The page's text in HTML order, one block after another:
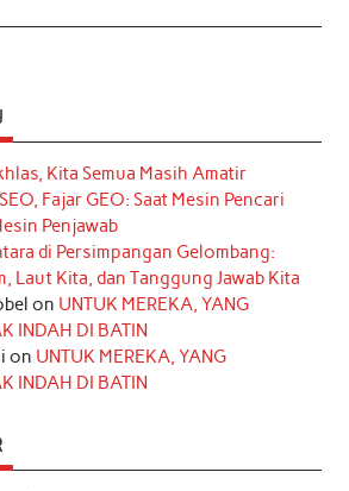
Kita Semua Masih Amatir
Fajar GEO: Saat Mesin Pencari
Penjawab
di Persimpangan Gelombang:
Laut Kita, dan Tanggung Jawab Kita
on UNTUK MEREKA, YANG
INDAH DI BATIN
on UNTUK MEREKA, YANG
INDAH DI BATIN